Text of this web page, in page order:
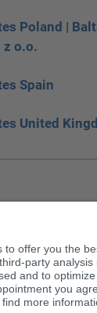
Poland |
z o.o.
Spain
United